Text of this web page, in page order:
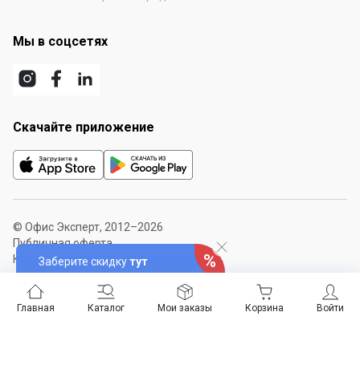
Главная Каталог Войти
Мои заказы Корзина
Заберите скидкутут
Мы в соцсетях
Скачайте приложение
© Офис Эксперт, 2012–2026
Публичная оферта
Карта сайта